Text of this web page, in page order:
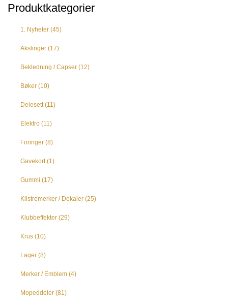
Produktkategorier
1. Nyheter (45)
Akslinger (17)
Bekledning / Capser (12)
Bøker (10)
Delesett (11)
Elektro (11)
Foringer (8)
Gavekort (1)
Gummi (17)
Klistremerker / Dekaler (25)
Klubbeffekter (29)
Krus (10)
Lager (8)
Merker / Emblem (4)
Mopeddeler (81)